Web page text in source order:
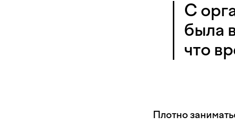
С
была
что
Плотно